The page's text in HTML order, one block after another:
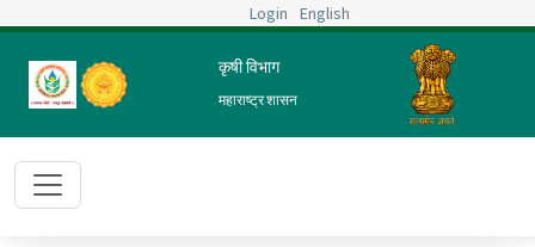
Login English
कृषी विभाग
महाराष्ट्र शासन